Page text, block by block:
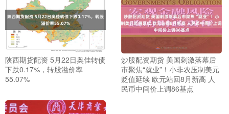
陕西期货配资 5月22日奥佳转债
下跌0.17%，转股溢价率
55.07%
炒股配资期货 美国刺激落幕后
市聚焦“就业”！小非农压制美元
贬值延续 欧元站回8月新高 人
民币中间价上调86基点